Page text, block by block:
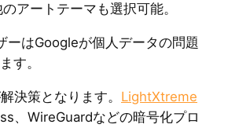
アートテーマも選択可能。
ーはGoogleが個人データの問題
す。
決策となります。 LightXtreme
、WireGuardなどの暗号化プロ